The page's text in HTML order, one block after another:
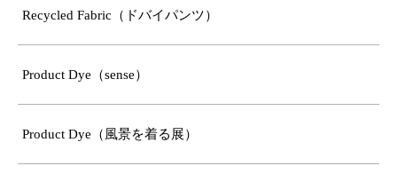
Recycled Fabric（ドバイパンツ）
Product Dye（sense）
Product Dye（風景を着る展）